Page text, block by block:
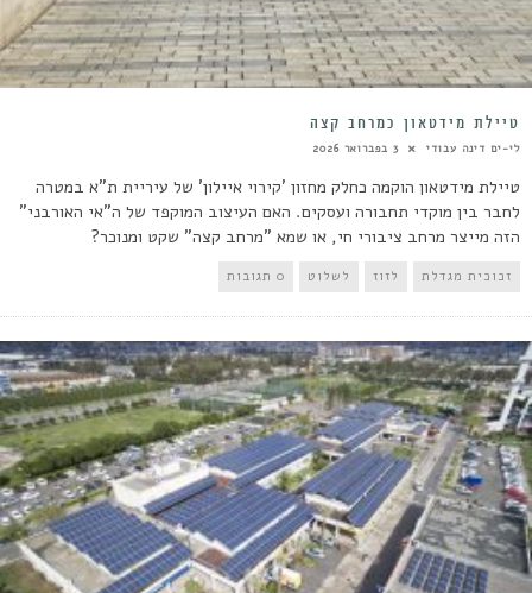
טיילת מידטאון כמרחב קצה
לי-ים דינה עבודי 3 בפברואר 2026
טיילת מידטאון הוקמה כחלק מחזון 'קירוי איילון' של עיריית ת"א במטרה
לחבר בין מוקדי תחבורה ועסקים. האם העיצוב המוקפד של ה"אי האורבני"
הזה מייצר מרחב ציבורי חי, או שמא "מרחב קצה" שקט ומנוכר?
זכוכית מגדלת לזוז לשלוט 0 תגובות